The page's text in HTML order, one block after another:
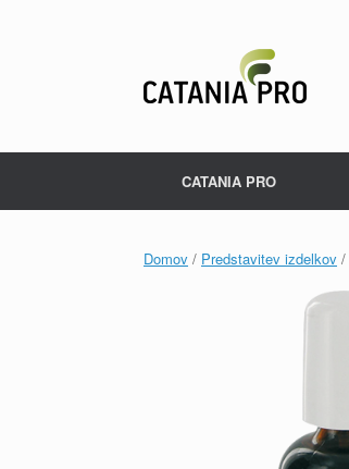
CATANIA PRO
Domov / Predstavitev izdelkov /